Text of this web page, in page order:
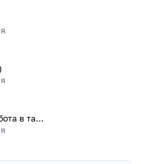
Taxsee Driver – работа в такси